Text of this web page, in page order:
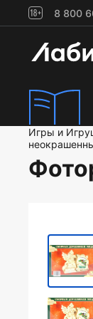
8 800
Игры и